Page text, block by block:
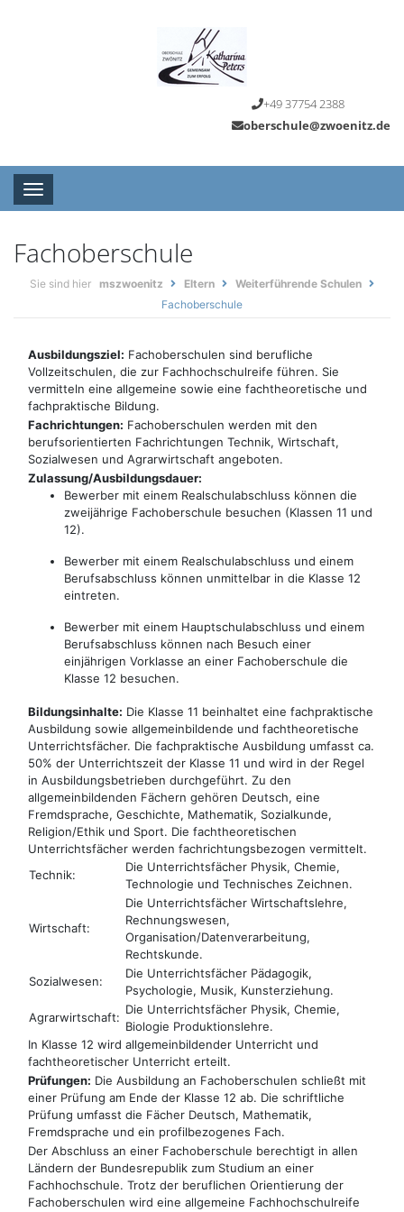
+49 37754 2388
oberschule@zwoenitz.de
Toggle navigation
Fachoberschule
Sie sind hier mszwoenitz Eltern
Weiterführende Schulen
Fachoberschule
Ausbildungsziel: Fachoberschulen sind berufliche
Vollzeitschulen, die zur Fachhochschulreife führen. Sie
vermitteln eine allgemeine sowie eine fachtheoretische und
fachpraktische Bildung.
Fachrichtungen: Fachoberschulen werden mit den
berufsorientierten Fachrichtungen Technik, Wirtschaft,
Sozialwesen und Agrarwirtschaft angeboten.
Zulassung/Ausbildungsdauer:
Bewerber mit einem Realschulabschluss können die
zweijährige Fachoberschule besuchen (Klassen 11 und
12).
Bewerber mit einem Realschulabschluss und einem
Berufsabschluss können unmittelbar in die Klasse 12
eintreten.
Bewerber mit einem Hauptschulabschluss und einem
Berufsabschluss können nach Besuch einer
einjährigen Vorklasse an einer Fachoberschule die
Klasse 12 besuchen.
Bildungsinhalte: Die Klasse 11 beinhaltet eine fachpraktische
Ausbildung sowie allgemeinbildende und fachtheoretische
Unterrichtsfächer. Die fachpraktische Ausbildung umfasst ca.
50% der Unterrichtszeit der Klasse 11 und wird in der Regel
in Ausbildungsbetrieben durchgeführt. Zu den
allgemeinbildenden Fächern gehören Deutsch, eine
Fremdsprache, Geschichte, Mathematik, Sozialkunde,
Religion/Ethik und Sport. Die fachtheoretischen
Unterrichtsfächer werden fachrichtungsbezogen vermittelt.
Technik:
Die Unterrichtsfächer Physik, Chemie,
Technologie und Technisches Zeichnen.
Wirtschaft:
Die Unterrichtsfächer Wirtschaftslehre,
Rechnungswesen,
Organisation/Datenverarbeitung,
Rechtskunde.
Sozialwesen:
Die Unterrichtsfächer Pädagogik,
Psychologie, Musik, Kunsterziehung.
Agrarwirtschaft:
Die Unterrichtsfächer Physik, Chemie,
Biologie Produktionslehre.
In Klasse 12 wird allgemeinbildender Unterricht und
fachtheoretischer Unterricht erteilt.
Prüfungen: Die Ausbildung an Fachoberschulen schließt mit
einer Prüfung am Ende der Klasse 12 ab. Die schriftliche
Prüfung umfasst die Fächer Deutsch, Mathematik,
Fremdsprache und ein profilbezogenes Fach.
Der Abschluss an einer Fachoberschule berechtigt in allen
Ländern der Bundesrepublik zum Studium an einer
Fachhochschule. Trotz der beruflichen Orientierung der
Fachoberschulen wird eine allgemeine Fachhochschulreife